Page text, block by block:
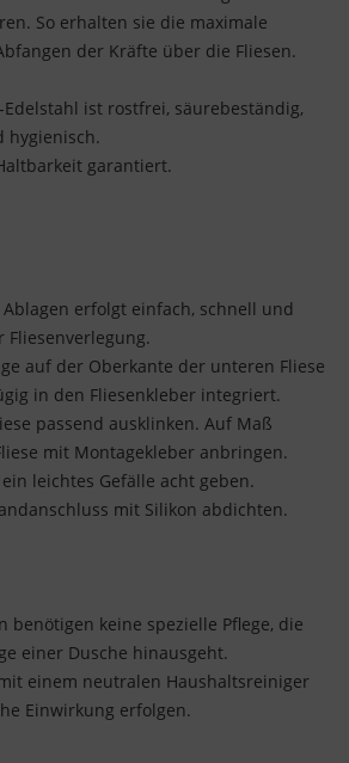
So erhalten sie die maximale
der Kräfte über die Fliesen.
Edelstahl ist rostfrei, säurebeständig,
hygienisch.
garantiert.
erfolgt einfach, schnell und
auf der Oberkante der unteren Fliese
in den Fliesenkleber integriert.
passend ausklinken. Auf Maß
mit Montagekleber anbringen.
leichtes Gefälle acht geben.
mit Silikon abdichten.
benötigen keine spezielle Pflege, die
einer Dusche hinausgeht.
einem neutralen Haushaltsreiniger
Einwirkung erfolgen.